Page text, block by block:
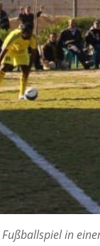
Fußballspiel in